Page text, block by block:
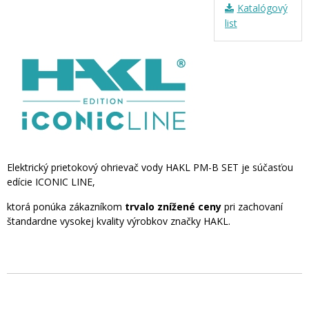
Katalógový
list
Elektrický prietokový ohrievač vody HAKL PM-B SET je súčasťou
edície ICONIC LINE,
ktorá ponúka zákazníkom trvalo znížené ceny pri zachovaní
štandardne vysokej kvality výrobkov značky HAKL.